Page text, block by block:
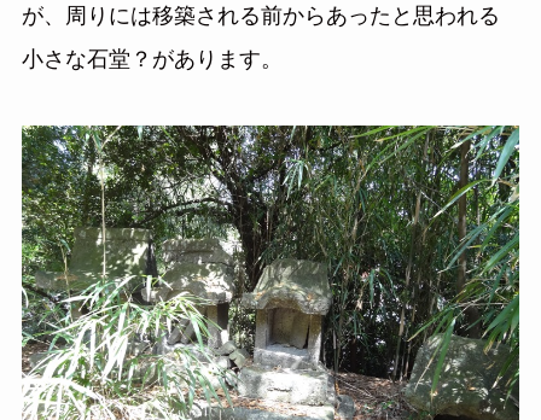
が、周りには移築される前からあったと思われる
小さな石堂？があります。